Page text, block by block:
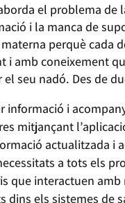
el problema de
i la manca de
perquè cada
i amb coneixement
seu nadó. Des de
informació i
mitjançant
actualitzada i
a tots els
que interactuen amb
dins els sistemes de